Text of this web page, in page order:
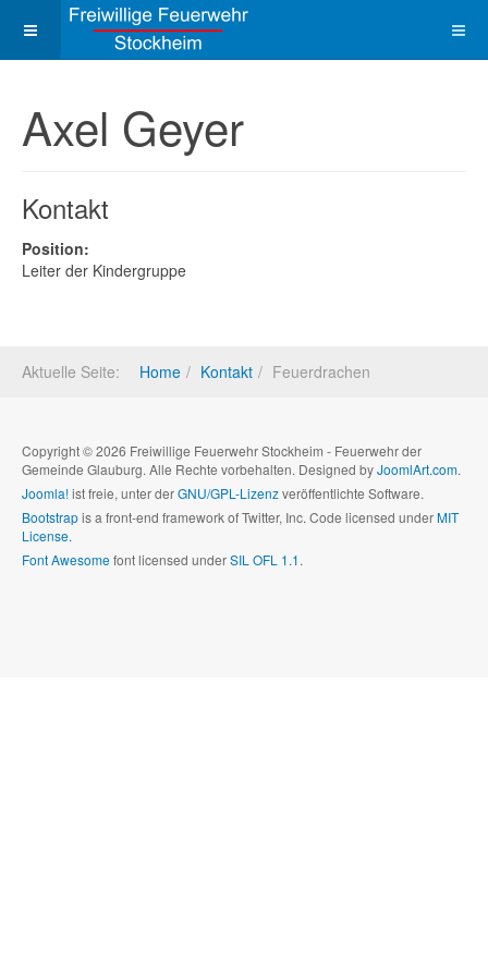
Axel Geyer
Kontakt
Position:
Leiter der Kindergruppe
Aktuelle Seite: Home Kontakt Feuerdrachen
Copyright © 2026 Freiwillige Feuerwehr Stockheim - Feuerwehr der
Gemeinde Glauburg. Alle Rechte vorbehalten. Designed byJoomlArt.com.
Joomla!ist freie, unter derGNU/GPL-Lizenzveröffentlichte Software.
Bootstrapis a front-end framework of Twitter, Inc. Code licensed underMIT
License.
Font Awesomefont licensed underSIL OFL 1.1.